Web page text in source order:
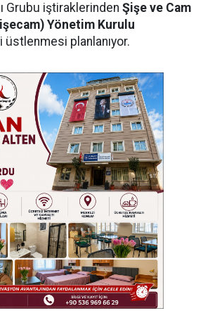
Grubu iştiraklerinden Şişe ve Cam
Yönetim Kurulu
üstlenmesi planlanıyor.